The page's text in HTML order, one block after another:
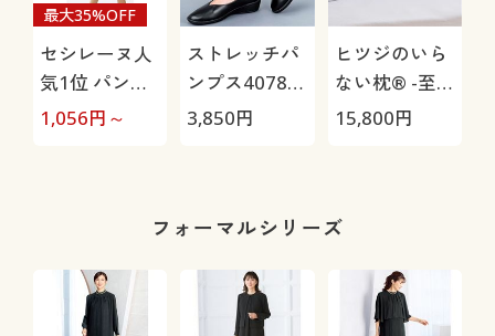
セシレーヌ人
気1位 パンテ
ィストッキン
最大35%OFF
1,056円～
ストレッチパ
ンプス4078
(パンジー)(抗
3,850円
ヒツジのいら
ない枕® -至
極-
15,800円
フォーマルシリーズ